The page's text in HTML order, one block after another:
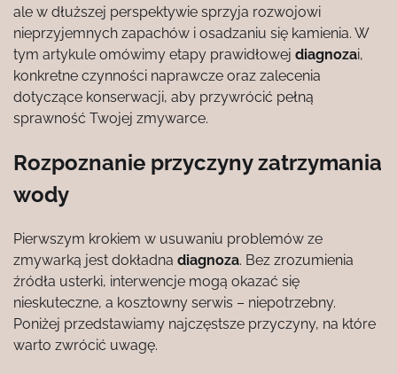
ale w dłuższej perspektywie sprzyja rozwojowi
nieprzyjemnych zapachów i osadzaniu się kamienia. W
tym artykule omówimy etapy prawidłowej diagnozai,
konkretne czynności naprawcze oraz zalecenia
dotyczące konserwacji, aby przywrócić pełną
sprawność Twojej zmywarce.
Rozpoznanie przyczyny zatrzymania
wody
Pierwszym krokiem w usuwaniu problemów ze
zmywarką jest dokładna diagnoza. Bez zrozumienia
źródła usterki, interwencje mogą okazać się
nieskuteczne, a kosztowny serwis – niepotrzebny.
Poniżej przedstawiamy najczęstsze przyczyny, na które
warto zwrócić uwagę.